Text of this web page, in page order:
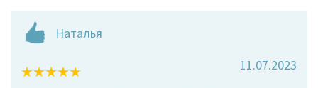
Наталья
11.07.2023